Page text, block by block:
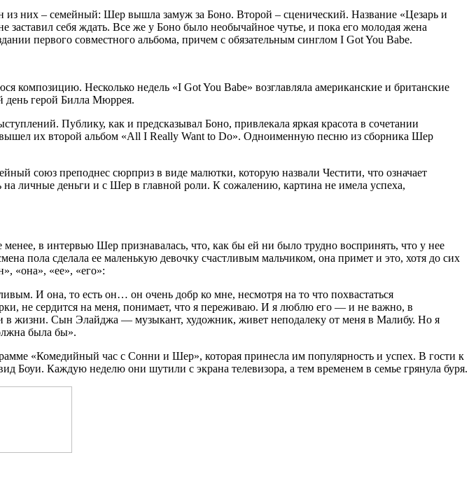
из них – семейный: Шер вышла замуж за Боно. Второй – сценический. Название «Цезарь и
себя ждать. Все же у Боно было необычайное чутье, и пока его молодая жена
первого совместного альбома, причем с обязательным синглом I Got You Babe.
композицию. Несколько недель «I Got You Babe» возглавляла американские и британские
день герой Билла Мюррея.
Публику, как и предсказывал Боно, привлекала яркая красота в сочетании
их второй альбом «All I Really Want to Do». Одноименную песню из сборника Шер
союз преподнес сюрприз в виде малютки, которую назвали Честити, что означает
личные деньги и с Шер в главной роли. К сожалению, картина не имела успеха,
в интервью Шер признавалась, что, как бы ей ни было трудно воспринять, что у нее
пола сделала ее маленькую девочку счастливым мальчиком, она примет и это, хотя до сих
«она», «ее», «его»:
И она, то есть он… он очень добр ко мне, несмотря на то что похвастаться
не сердится на меня, понимает, что я переживаю. И я люблю его — и не важно, в
жизни. Сын Элайджа — музыкант, художник, живет неподалеку от меня в Малибу. Но я
была бы».
«Комедийный час с Сонни и Шер», которая принесла им популярность и успех. В гости к
Каждую неделю они шутили с экрана телевизора, а тем временем в семье грянула буря.